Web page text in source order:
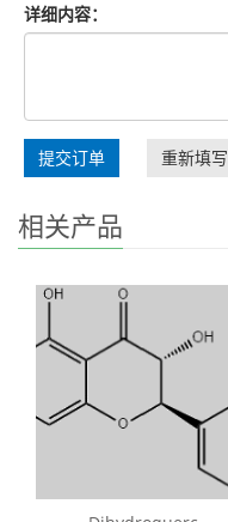
详细内容：
提交订单 重新填写
相关产品